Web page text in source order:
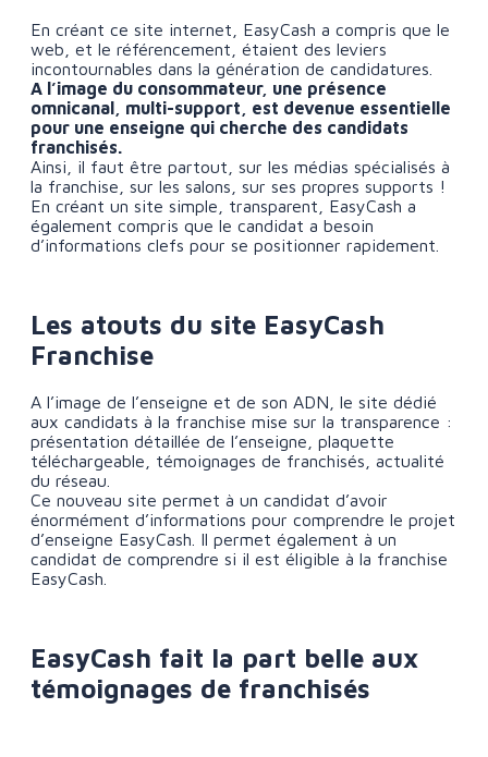
En créant ce site internet, EasyCash a compris que le
web, et le référencement, étaient des leviers
incontournables dans la génération de candidatures.
A l’image du consommateur, une présence
omnicanal, multi-support, est devenue essentielle
pour une enseigne qui cherche des candidats
franchisés.
Ainsi, il faut être partout, sur les médias spécialisés à
la franchise, sur les salons, sur ses propres supports !
En créant un site simple, transparent, EasyCash a
également compris que le candidat a besoin
d’informations clefs pour se positionner rapidement.
Les atouts du site EasyCash
Franchise
A l’image de l’enseigne et de son ADN, le site dédié
aux candidats à la franchise mise sur la transparence :
présentation détaillée de l’enseigne, plaquette
téléchargeable, témoignages de franchisés, actualité
du réseau.
Ce nouveau site permet à un candidat d’avoir
énormément d’informations pour comprendre le projet
d’enseigne EasyCash. Il permet également à un
candidat de comprendre si il est éligible à la franchise
EasyCash.
EasyCash fait la part belle aux
témoignages de franchisés